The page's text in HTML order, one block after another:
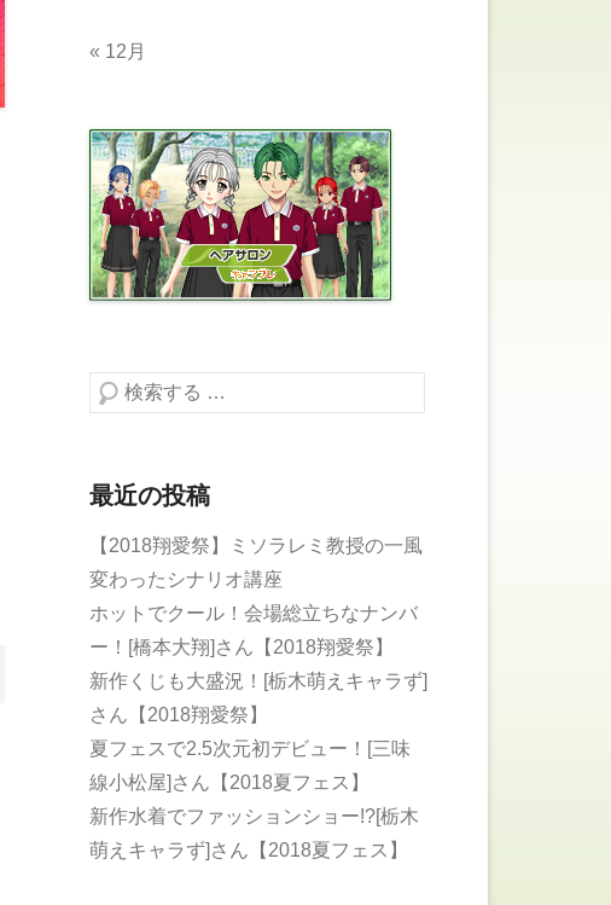
« 12月
検索する
最近の投稿
【2018翔愛祭】ミソラレミ教授の一風
変わったシナリオ講座
ホットでクール！会場総立ちなナンバ
ー！[橋本大翔]さん【2018翔愛祭】
新作くじも大盛況！[栃木萌えキャラず]
さん【2018翔愛祭】
夏フェスで2.5次元初デビュー！[三味
線小松屋]さん【2018夏フェス】
新作水着でファッションショー!?[栃木
萌えキャラず]さん【2018夏フェス】